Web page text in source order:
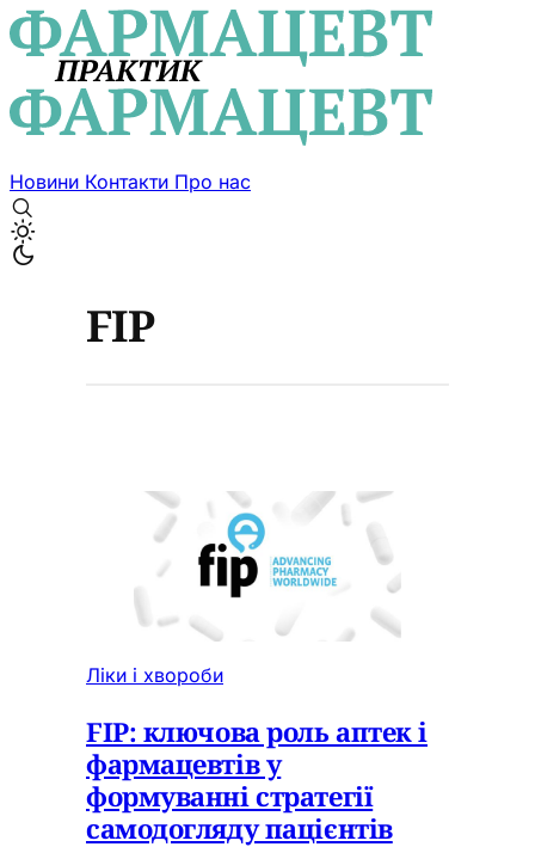
Новини Контакти Про нас
FIP
Ліки і хвороби
FIP: ключова роль аптек і
фармацевтів у
формуванні стратегії
самодогляду пацієнтів